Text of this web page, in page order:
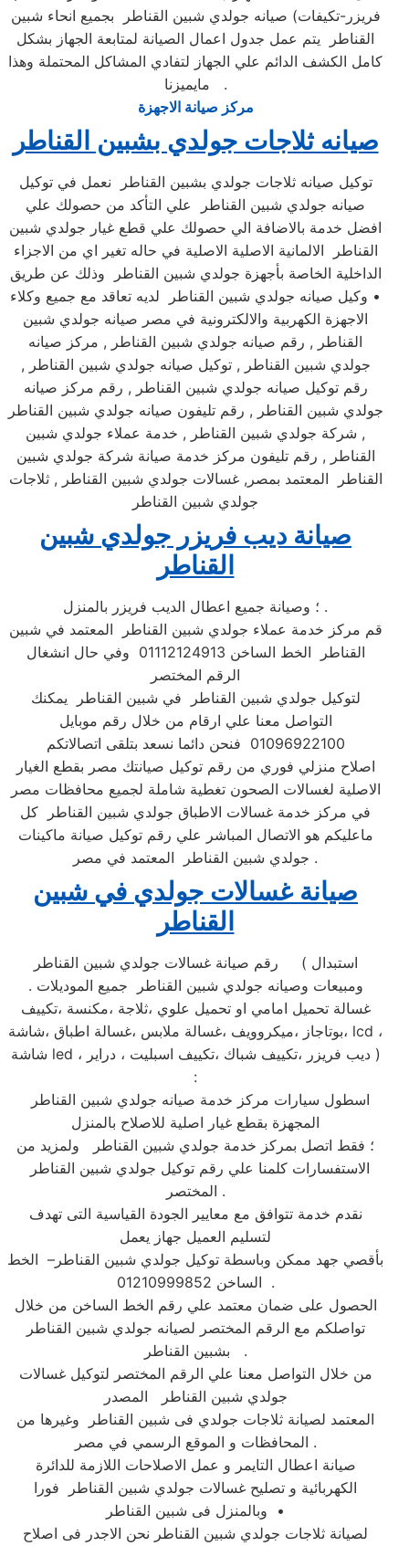
فريزر-تكيفات) صيانه جولدي شبين القناطر بجميع انحاء شبين
القناطر يتم عمل جدول اعمال الصيانة لمتابعة الجهاز بشكل
كامل الكشف الدائم علي الجهاز لتفادي المشاكل المحتملة وهذا
مايميزنا .
مركز صيانة الاجهزة
صيانه ثلاجات جولدي بشبين القناطر
توكيل صيانه ثلاجات جولدي بشبين القناطر نعمل في توكيل
صيانه جولدي شبين القناطر علي التأكد من حصولك علي
افضل خدمة بالاضافة الي حصولك علي قطع غيار جولدي شبين
القناطر الالمانية الاصلية الاصلية في حاله تغير اي من الاجزاء
الداخلية الخاصة بأجهزة جولدي شبين القناطر وذلك عن طريق
• وكيل صيانه جولدي شبين القناطر لديه تعاقد مع جميع وكلاء
الاجهزة الكهربية والالكترونية في مصر صيانه جولدي شبين
القناطر , رقم صيانه جولدي شبين القناطر , مركز صيانه
جولدي شبين القناطر , توكيل صيانه جولدي شبين القناطر ,
رقم توكيل صيانه جولدي شبين القناطر , رقم مركز صيانه
جولدي شبين القناطر , رقم تليفون صيانه جولدي شبين القناطر
, شركة جولدي شبين القناطر , خدمة عملاء جولدي شبين
القناطر , رقم تليفون مركز خدمة صيانة شركة جولدي شبين
القناطر المعتمد بمصر, غسالات جولدي شبين القناطر , ثلاجات
جولدي شبين القناطر
صيانة ديب فريزر جولدي شبين
القناطر
؛ وصيانة جميع اعطال الديب فريزر بالمنزل .
قم مركز خدمة عملاء جولدي شبين القناطر المعتمد في شبين
القناطر الخط الساخن 01112124913 وفي حال انشغال
الرقم المختصر
لتوكيل جولدي شبين القناطر في شبين القناطر يمكنك
التواصل معنا علي ارقام من خلال رقم موبايل
01096922100 فنحن دائما نسعد بتلقى اتصالاتكم
اصلاح منزلي فوري من رقم توكيل صيانتك مصر بقطع الغيار
الاصلية لغسالات الصحون تغطية شاملة لجميع محافظات مصر
في مركز خدمة غسالات الاطباق جولدي شبين القناطر كل
ماعليكم هو الاتصال المباشر علي رقم توكيل صيانة ماكينات
جولدي شبين القناطر المعتمد في مصر .
صيانة غسالات جولدي في شبين
القناطر
رقم صيانة غسالات جولدي شبين القناطر ( استبدال
ومبيعات وصيانه جولدي شبين القناطر جميع الموديلات .
غسالة تحميل امامي او تحميل علوي ،ثلاجة ،مكنسة ،تكييف
،بوتاجاز ،ميكروويف ،غسالة ملابس ،غسالة اطباق ،شاشة lcd ،
شاشة led ، ديب فريزر ،تكييف شباك ،تكييف اسبليت ، دراير )
:
اسطول سيارات مركز خدمة صيانه جولدي شبين القناطر
المجهزة بقطع غيار اصلية للاصلاح بالمنزل
؛ فقط اتصل بمركز خدمة جولدي شبين القناطر ولمزيد من
الاستفسارات كلمنا علي رقم توكيل جولدي شبين القناطر
المختصر .
نقدم خدمة تتوافق مع معايير الجودة القياسية التى تهدف
لتسليم العميل جهاز يعمل
بأقصي جهد ممكن وباسطة توكيل جولدي شبين القناطر– الخط
الساخن 01210999852 .
الحصول على ضمان معتمد علي رقم الخط الساخن من خلال
تواصلكم مع الرقم المختصر لصيانه جولدي شبين القناطر
بشبين القناطر .
من خلال التواصل معنا علي الرقم المختصر لتوكيل غسالات
جولدي شبين القناطر المصدر
المعتمد لصيانة ثلاجات جولدي فى شبين القناطر وغيرها من
المحافظات و الموقع الرسمي في مصر .
صيانة اعطال التايمر و عمل الاصلاحات اللازمة للدائرة
الكهربائية و تصليح غسالات جولدي شبين القناطر فورا
وبالمنزل فى شبين القناطر •
لصيانة ثلاجات جولدي شبين القناطر نحن الاجدر فى اصلاح